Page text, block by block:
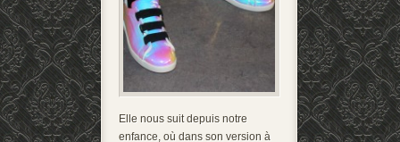
Elle nous suit depuis notre
enfance, où dans son version à